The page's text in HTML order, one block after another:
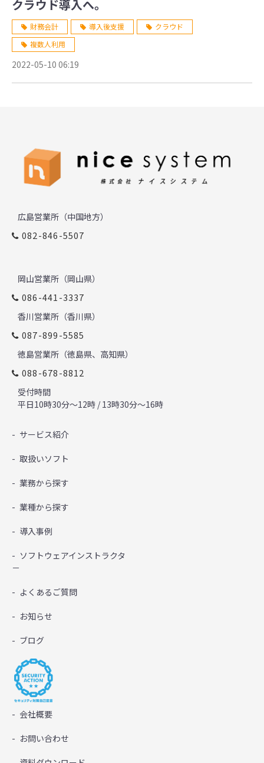
クラウド導入へ。
財務会計 導入後支援
クラウド
複数人利用
2022-05-10 06:19
広島営業所（中国地方）
082-846-5507
岡山営業所（岡山県）
086-441-3337
香川営業所（香川県）
087-899-5585
徳島営業所（徳島県、高知県）
088-678-8812
受付時間
平日10時30分～12時 / 13時30分～16時
サービス紹介
取扱いソフト
業務から探す
業種から探す
導入事例
ソフトウェアインストラクタ
－
よくあるご質問
お知らせ
ブログ
会社概要
お問い合わせ